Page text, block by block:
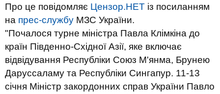
Про це повідомляє Цензор.НЕТ із посиланням
на прес-службу МЗС України.
"Почалося турне міністра Павла Клімкіна до
країн Південно-Східної Азії, яке включає
відвідування Республіки Союз М'янма, Брунею
Даруссаламу та Республіки Сингапур. 11-13
січня Міністр закордонних справ України Павло